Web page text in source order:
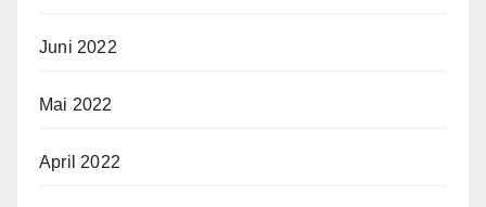
Juni 2022
Mai 2022
April 2022